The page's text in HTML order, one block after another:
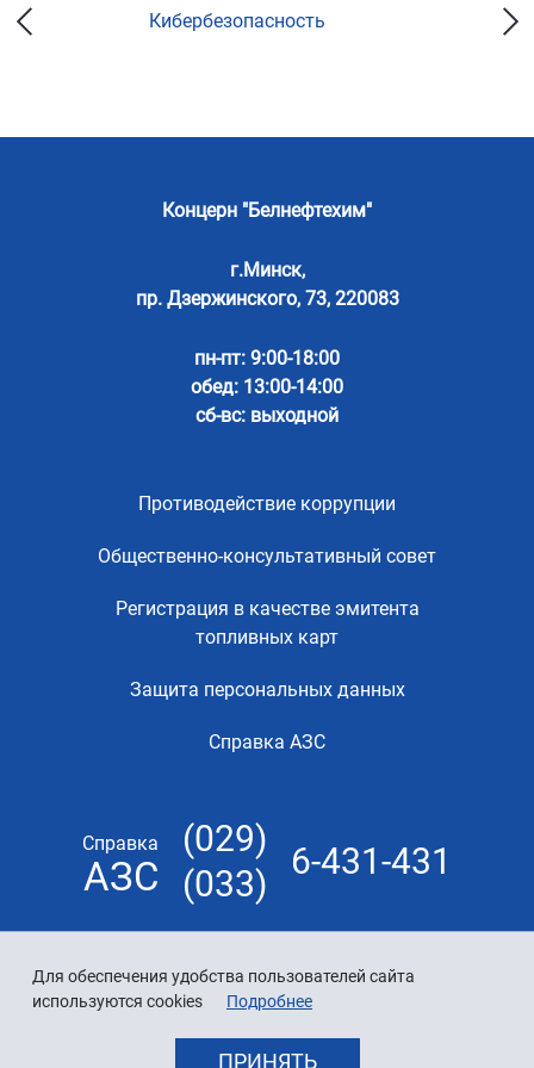
Для обеспечения удобства пользователей сайта
используются cookies
Подробнее
ПРИНЯТЬ
Кибербезопасность
Концерн "Белнефтехим"
г.Минск,
пр. Дзержинского, 73, 220083
пн-пт: 9:00-18:00
обед: 13:00-14:00
сб-вс: выходной
Противодействие коррупции
Общественно-консультативный совет
Регистрация в качестве эмитента
топливных карт
Защита персональных данных
Справка АЗС
Справка
АЗС
(029)
(033)
6-431-431